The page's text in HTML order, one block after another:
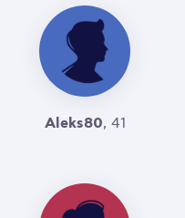
Aleks80, 41